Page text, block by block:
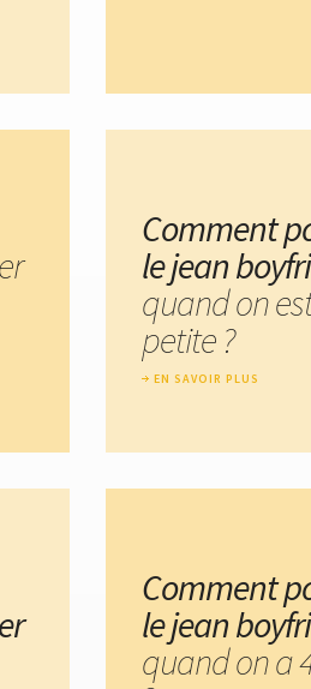
Comment
le jean
quand on
petite ?
EN SAVOIR PLUS
Comment
le jean
quand on a